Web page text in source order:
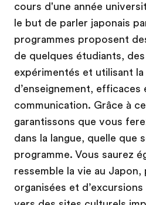
cours d'une année
le but de parler japonais
programmes proposent
de quelques étudiants,
expérimentés et utilisant
d’enseignement, efficaces
communication. Grâce à
garantissons que vous
dans la langue, quelle que
programme. Vous saurez
ressemble la vie au Japon,
organisées et